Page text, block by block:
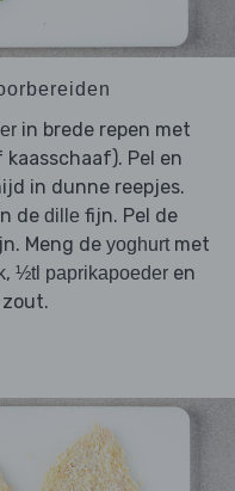
in brede repen met
Pel en
in dunne reepjes.
de dille fijn. Pel de
Meng de yoghurtmet
, ½tl paprikapoederen